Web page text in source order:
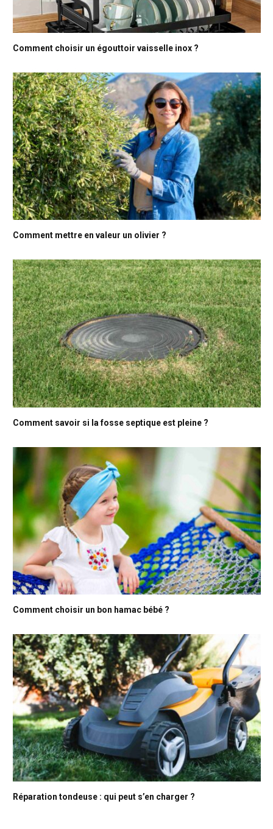
Comment choisir un égouttoir vaisselle inox ?
Comment mettre en valeur un olivier ?
Comment savoir si la fosse septique est pleine ?
Comment choisir un bon hamac bébé ?
Réparation tondeuse : qui peut s’en charger ?